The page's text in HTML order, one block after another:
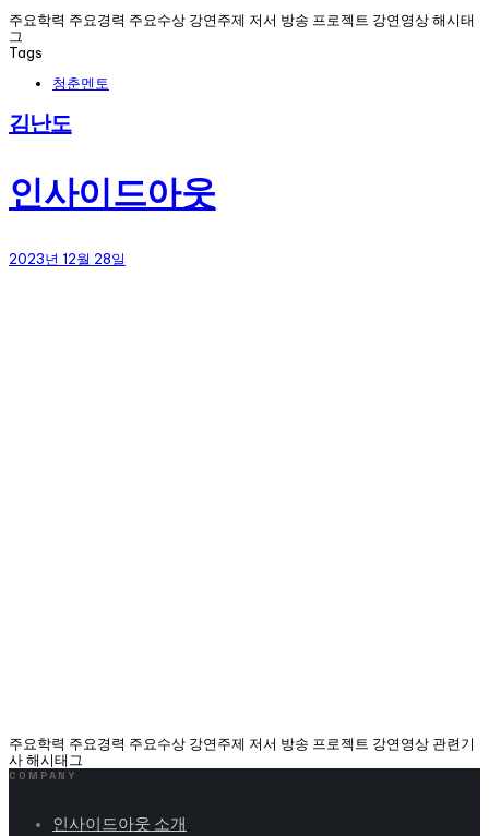
주요학력 주요경력 주요수상 강연주제 저서 방송 프로젝트 강연영상 해시태
그
Tags
청춘멘토
김난도
인사이드아웃
2023년 12월 28일
주요학력 주요경력 주요수상 강연주제 저서 방송 프로젝트 강연영상 관련기
사 해시태그
COMPANY
인사이드아웃 소개